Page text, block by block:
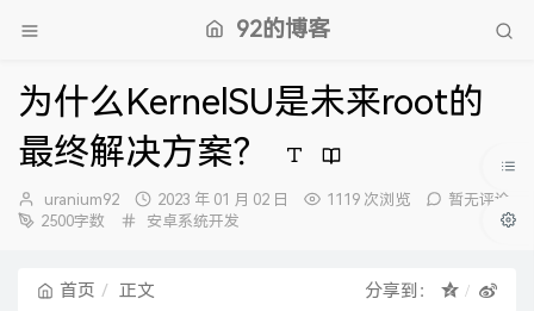
92的博客
为什么KernelSU是未来root的
最终解决方案？
博
主：
uranium92
发
布
2023 年 01 月 02 日 1119 次浏览
暂无评论
2500字数
分
安卓系统开发
首页 正文 分享到：